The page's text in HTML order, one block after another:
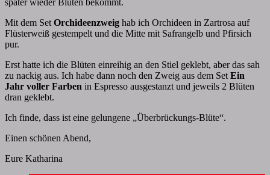
später wieder Blüten bekommt.
Mit dem Set Orchideenzweig hab ich Orchideen in Zartrosa auf
Flüsterweiß gestempelt und die Mitte mit Safrangelb und Pfirsich
pur.
Erst hatte ich die Blüten einreihig an den Stiel geklebt, aber das sah
zu nackig aus. Ich habe dann noch den Zweig aus dem Set Ein
Jahr voller Farben in Espresso ausgestanzt und jeweils 2 Blüten
dran geklebt.
Ich finde, dass ist eine gelungene „Überbrückungs-Blüte“.
Einen schönen Abend,
Eure Katharina